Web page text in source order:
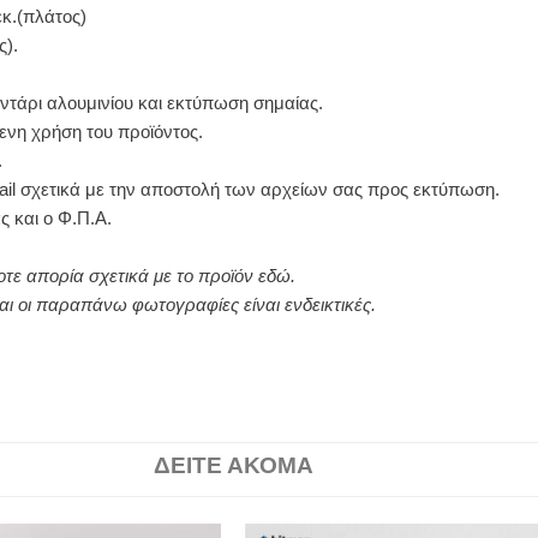
αλουμινίου και εκτύπωση σημαίας.
χρήση του προϊόντος.
σχετικά με την αποστολή των αρχείων σας προς εκτύπωση.
και ο Φ.Π.Α.
απορία σχετικά με το προϊόν εδώ.
οι παραπάνω φωτογραφίες είναι ενδεικτικές.
ΔΕΙΤΕ ΑΚΟΜΑ